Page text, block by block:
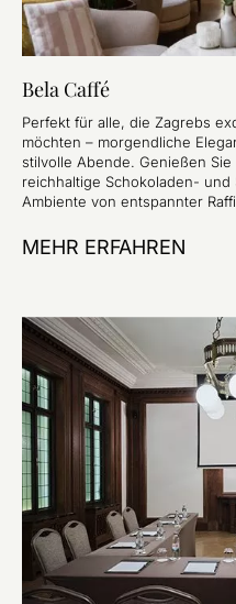
Bela Caffé
Perfekt für alle, die Zagrebs
möchten – morgendliche
stilvolle Abende. Genießen
reichhaltige Schokoladen-
Ambiente von entspannter
MEHR ERFAHREN